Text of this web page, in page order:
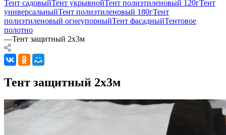
Тент садовыйТент укрывнойТент полиэтиленовый 120гТент
универсальныйТент полиэтиленовый 180гТент
полиэтиленовый огнеупорныйТент фасадныйТентовое
полотно
—Тент защитный 2х3м
Тент защитный 2х3м